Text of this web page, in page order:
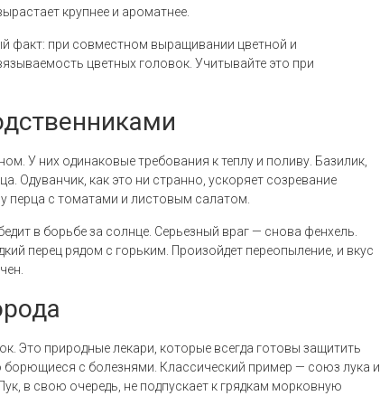
крупнее и ароматнее.
факт: при совместном выращивании цветной и
цветных головок. Учитывайте это при
У них одинаковые требования к теплу и поливу. Базилик,
Одуванчик, как это ни странно, ускоряет созревание
с томатами и листовым салатом.
в борьбе за солнце. Серьезный враг — снова фенхель.
перец рядом с горьким. Произойдет переопыление, и вкус
Это природные лекари, которые всегда готовы защитить
с болезнями. Классический пример — союз лука и
в свою очередь, не подпускает к грядкам морковную